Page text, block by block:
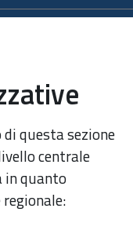
questa sezione
centrale
in quanto